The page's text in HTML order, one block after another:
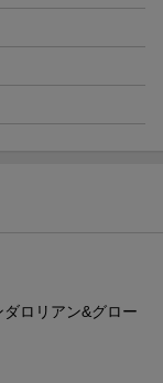
いまわりでク
ロリアン&グロー